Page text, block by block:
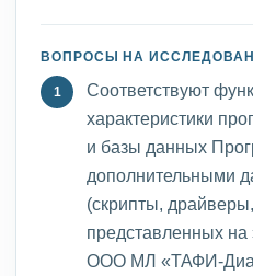
ВОПРОСЫ НА
Соответствуют
характеристики
и базы данных
дополнительными
(скрипты,
представленных на
ООО МЛ «ТАФИ-